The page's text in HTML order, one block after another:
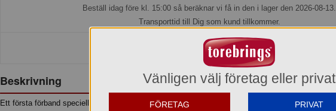
Beställ idag före kl. 15:00 så beräknar vi få in den i lager den 2026-08-13.
Transporttid till Dig som kund tillkommer.
Köp »
Beskrivning
Ett första förband speciellt lämpligt för fingrar och tår.
Vänligen välj företag eller privat
FÖRETAG PRIVAT